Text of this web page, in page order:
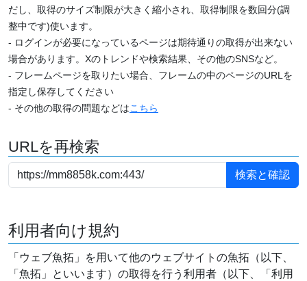
だし、取得のサイズ制限が大きく縮小され、取得制限を数回分(調
整中です)使います。
- ログインが必要になっているページは期待通りの取得が出来ない
場合があります。Xのトレンドや検索結果、その他のSNSなど。
- フレームページを取りたい場合、フレームの中のページのURLを
指定し保存してください
- その他の取得の問題などはこちら
URLを再検索
利用者向け規約
「ウェブ魚拓」を用いて他のウェブサイトの魚拓（以下、
「魚拓」といいます）の取得を行う利用者（以下、「利用